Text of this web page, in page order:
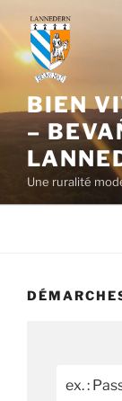
contenu
principal
BIEN
–
Une ruralité